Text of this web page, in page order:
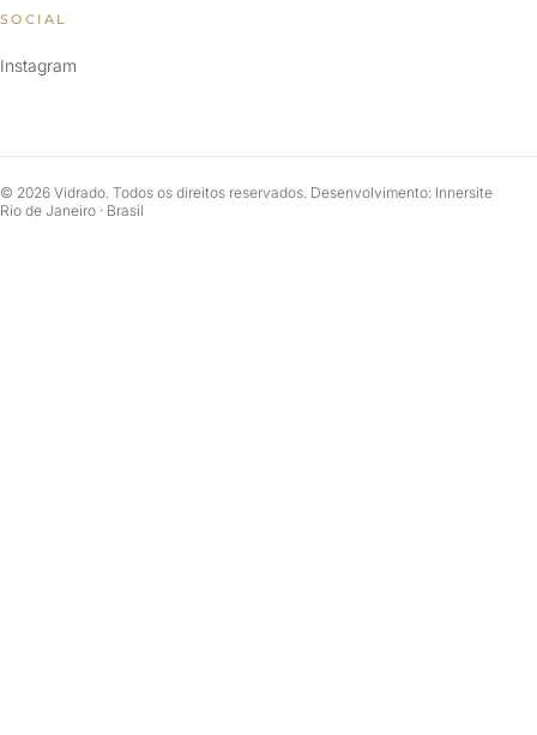
SOCIAL
Instagram
© 2026 Vidrado. Todos os direitos reservados. Desenvolvimento: Innersite
Rio de Janeiro · Brasil